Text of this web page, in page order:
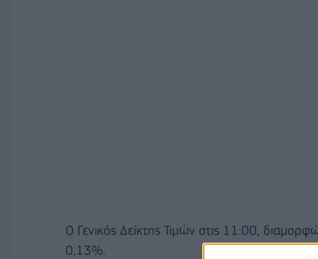
O Γενικός Δείκτης Τιμών στις 11:00,
0,13%.